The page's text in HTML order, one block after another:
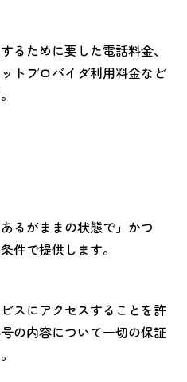
るために要した電話料金、
トプロバイダ利用料金など
るがままの状態で」かつ
件で提供します。
スにアクセスすることを許
の内容について一切の保証